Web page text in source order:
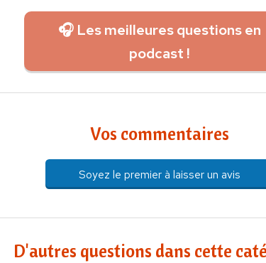
🎧 Les meilleures questions en
podcast !
Vos commentaires
Soyez le premier à laisser un avis
D'autres questions dans cette